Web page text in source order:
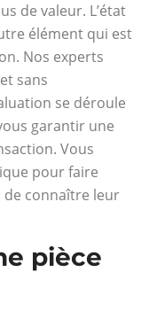
de valeur. L’état
élément qui est
Nos experts
sans
se déroule
garantir une
Vous
pour faire
de connaître leur
pièce